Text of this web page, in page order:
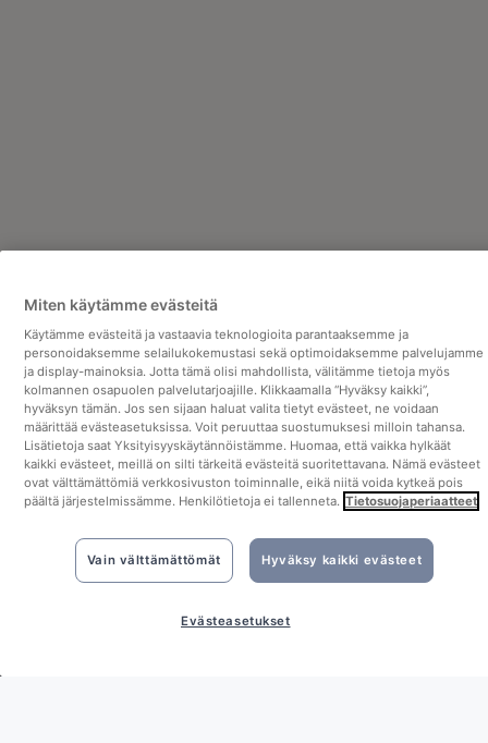
OIKEUDELLISEST TIEDOT
Yritystiedot
Tietosuoja
Miten käytämme evästeitä
Käytämme evästeitä ja vastaavia teknologioita parantaaksemme ja
personoidaksemme selailukokemustasi sekä optimoidaksemme palvelujamme
ja display-mainoksia. Jotta tämä olisi mahdollista, välitämme tietoja myös
kolmannen osapuolen palvelutarjoajille. Klikkaamalla “Hyväksy kaikki”,
hyväksyn tämän. Jos sen sijaan haluat valita tietyt evästeet, ne voidaan
määrittää evästeasetuksissa. Voit peruuttaa suostumuksesi milloin tahansa.
Lisätietoja saat Yksityisyyskäytännöistämme. Huomaa, että vaikka hylkäät
kaikki evästeet, meillä on silti tärkeitä evästeitä suoritettavana. Nämä evästeet
ovat välttämättömiä verkkosivuston toiminnalle, eikä niitä voida kytkeä pois
päältä järjestelmissämme. Henkilötietoja ei tallenneta. Tietosuojaperiaatteet
Vain välttämättömät Hyväksy kaikki evästeet
Evästeasetukset